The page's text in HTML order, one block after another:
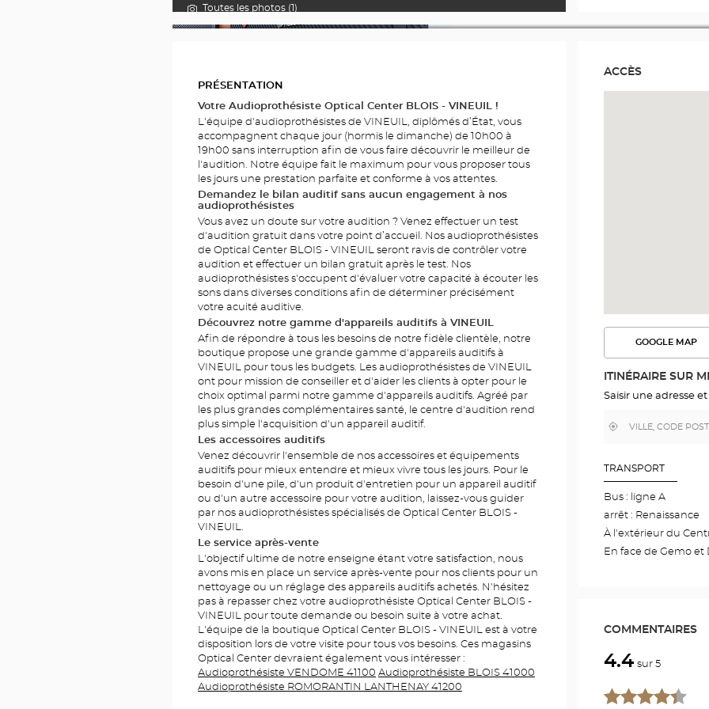
Toutes les photos (1)
PRÉSENTATION
Votre Audioprothésiste Optical Center BLOIS - VINEUIL !
L'équipe d'audioprothésistes de VINEUIL, diplômés d’État, vous
accompagnent chaque jour (hormis le dimanche) de 10h00 à
19h00 sans interruption afin de vous faire découvrir le meilleur de
l'audition. Notre équipe fait le maximum pour vous proposer tous
les jours une prestation parfaite et conforme à vos attentes.
Demandez le bilan auditif sans aucun engagement à nos
audioprothésistes
Vous avez un doute sur votre audition ? Venez effectuer un test
d'audition gratuit dans votre point d’accueil. Nos audioprothésistes
de Optical Center BLOIS - VINEUIL seront ravis de contrôler votre
audition et effectuer un bilan gratuit après le test. Nos
audioprothésistes s'occupent d'évaluer votre capacité à écouter les
sons dans diverses conditions afin de déterminer précisément
votre acuité auditive.
Découvrez notre gamme d'appareils auditifs à VINEUIL
Afin de répondre à tous les besoins de notre fidèle clientèle, notre
boutique propose une grande gamme d'appareils auditifs à
VINEUIL pour tous les budgets. Les audioprothésistes de VINEUIL
ont pour mission de conseiller et d'aider les clients à opter pour le
choix optimal parmi notre gamme d'appareils auditifs. Agréé par
les plus grandes complémentaires santé, le centre d'audition rend
plus simple l'acquisition d'un appareil auditif.
Les accessoires auditifs
Venez découvrir l'ensemble de nos accessoires et équipements
auditifs pour mieux entendre et mieux vivre tous les jours. Pour le
besoin d'une pile, d'un produit d'entretien pour un appareil auditif
ou d'un autre accessoire pour votre audition, laissez-vous guider
par nos audioprothésistes spécialisés de Optical Center BLOIS -
VINEUIL.
Le service après-vente
L'objectif ultime de notre enseigne étant votre satisfaction, nous
avons mis en place un service après-vente pour nos clients pour un
nettoyage ou un réglage des appareils auditifs achetés. N'hésitez
pas à repasser chez votre audioprothésiste Optical Center BLOIS -
VINEUIL pour toute demande ou besoin suite à votre achat.
L'équipe de la boutique Optical Center BLOIS - VINEUIL est à votre
disposition lors de votre visite pour tous vos besoins. Ces magasins
Optical Center devraient également vous intéresser :
Audioprothésiste VENDOME 41100 Audioprothésiste BLOIS 41000
Audioprothésiste ROMORANTIN LANTHENAY 41200
ACCÈS
GOOGLE MAP
VOIR
DANS
GOOGLE
MAP
ITINÉRAIRE SUR
Saisir une adresse
,
de
Center
À
TRANSPORT
Bus : ligne A
arrêt : Renaissance
À l'extérieur du
En face de Gemo et
COMMENTAIRES
4.4 sur 5